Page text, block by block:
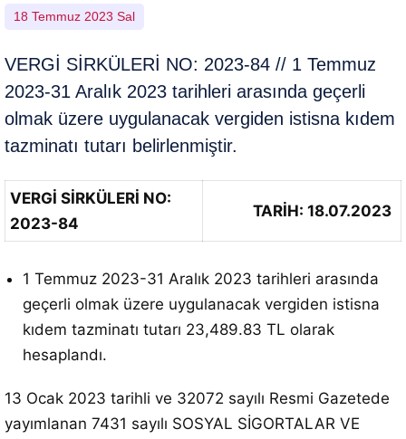
18 Temmuz 2023 Sal
VERGİ SİRKÜLERİ NO: 2023-84 // 1 Temmuz
2023-31 Aralık 2023 tarihleri arasında geçerli
olmak üzere uygulanacak vergiden istisna kıdem
tazminatı tutarı belirlenmiştir.
VERGİ SİRKÜLERİ NO:
2023-84
TARİH: 18.07.2023
1 Temmuz 2023-31 Aralık 2023 tarihleri arasında
geçerli olmak üzere uygulanacak vergiden istisna
kıdem tazminatı tutarı 23,489.83 TL olarak
hesaplandı.
13 Ocak 2023 tarihli ve 32072 sayılı Resmi Gazetede
yayımlanan 7431 sayılı SOSYAL SİGORTALAR VE